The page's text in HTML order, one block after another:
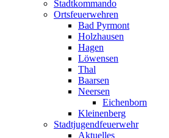
Stadtkommando
Ortsfeuerwehren
Bad Pyrmont
Holzhausen
Hagen
Löwensen
Thal
Baarsen
Neersen
Eichenborn
Kleinenberg
Stadtjugendfeuerwehr
Aktuelles